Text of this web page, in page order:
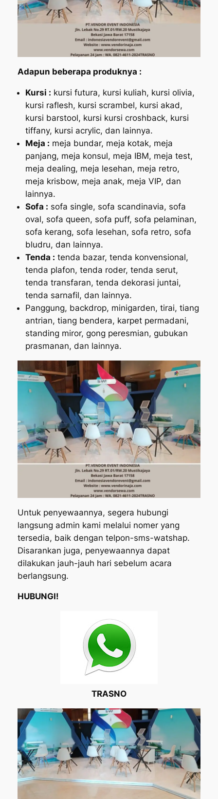
Adapun beberapa produknya :
Kursi : kursi futura, kursi kuliah, kursi olivia,
kursi raflesh, kursi scrambel, kursi akad,
kursi barstool, kursi kursi croshback, kursi
tiffany, kursi acrylic, dan lainnya.
Meja : meja bundar, meja kotak, meja
panjang, meja konsul, meja IBM, meja test,
meja dealing, meja lesehan, meja retro,
meja krisbow, meja anak, meja VIP, dan
lainnya.
Sofa : sofa single, sofa scandinavia, sofa
oval, sofa queen, sofa puff, sofa pelaminan,
sofa kerang, sofa lesehan, sofa retro, sofa
bludru, dan lainnya.
Tenda : tenda bazar, tenda konvensional,
tenda plafon, tenda roder, tenda serut,
tenda transfaran, tenda dekorasi juntai,
tenda sarnafil, dan lainnya.
Panggung, backdrop, minigarden, tirai, tiang
antrian, tiang bendera, karpet permadani,
standing miror, gong peresmian, gubukan
prasmanan, dan lainnya.
Untuk penyewaannya, segera hubungi
langsung admin kami melalui nomer yang
tersedia, baik dengan telpon-sms-watshap.
Disarankan juga, penyewaannya dapat
dilakukan jauh-jauh hari sebelum acara
berlangsung.
HUBUNGI!
TRASNO